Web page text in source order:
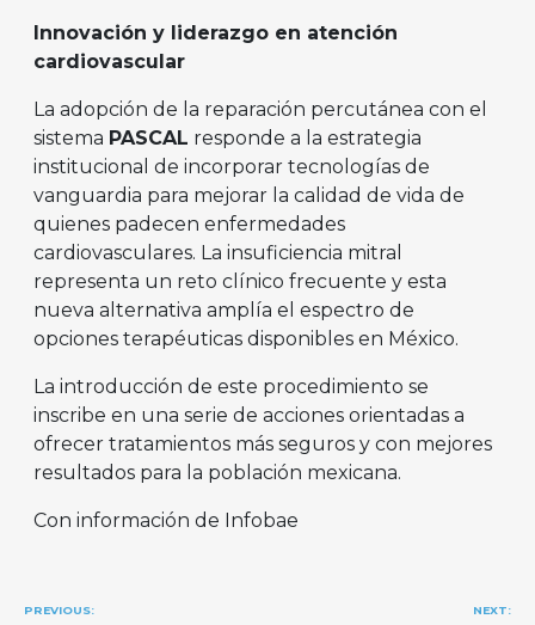
Innovación y liderazgo en atención
cardiovascular
La adopción de la reparación percutánea con el
sistema PASCAL responde a la estrategia
institucional de incorporar tecnologías de
vanguardia para mejorar la calidad de vida de
quienes padecen enfermedades
cardiovasculares. La insuficiencia mitral
representa un reto clínico frecuente y esta
nueva alternativa amplía el espectro de
opciones terapéuticas disponibles en México.
La introducción de este procedimiento se
inscribe en una serie de acciones orientadas a
ofrecer tratamientos más seguros y con mejores
resultados para la población mexicana.
Con información de Infobae
Navegación
PREVIOUS: NEXT: